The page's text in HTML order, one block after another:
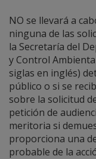
NO se llevará a
ninguna de las
la Secretaría del
y Control
siglas en inglés)
público o si se
sobre la solicitud
petición de
meritoria si
proporciona una
probable de la